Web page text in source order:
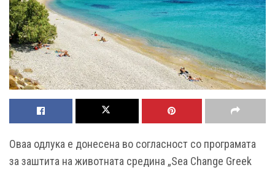
Oваа одлука е донесена во согласност со програмата
за заштита на животната средина „Sea Change Greek